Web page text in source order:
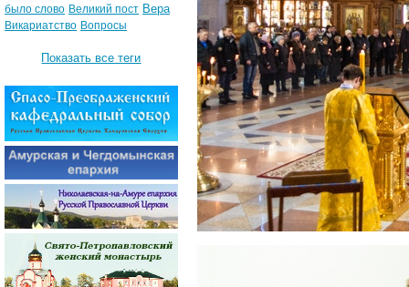
было слово Великий пост Вера
Викариатство Вопросы
Показать все теги